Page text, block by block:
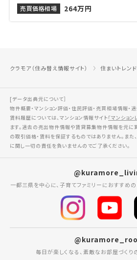
売買価格相場
264万円
クラモア（住み替え情報サイト） 住まいトレンド
[データ出典元について］
物件概要・マンション評価・住民評価・売買相場情報・
賃料履歴については、マンション情報サイト「マンション
ます。過去の売出物件情報や賃貸募集物件情報を元に
の取引価格・賃料を保証するものではありません。ま
に関し一切の責任を負いませんのでご了承ください。
一都三県を中心に、子育てファミリーにおすすめ
毎日が楽しくなる、素敵なお部屋づくり